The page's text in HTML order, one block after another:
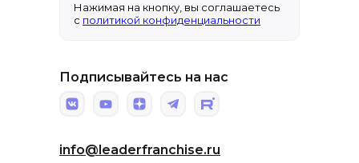
Подписывайтесь на нас
info@leaderfranchise.ru
Нажимая на кнопку, вы соглашаетесь
с политикой конфиденциальности